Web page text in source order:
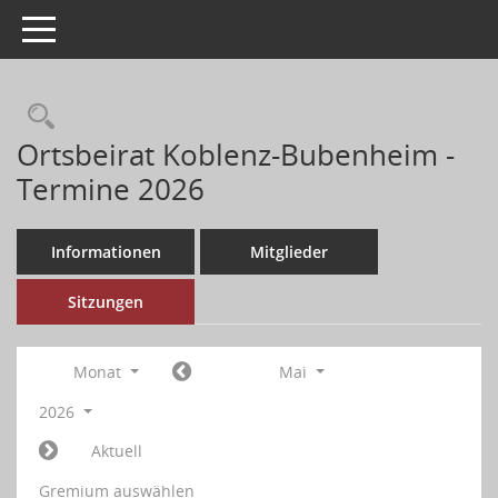
Toggle navigation
Ortsbeirat Koblenz-Bubenheim -
Termine 2026
Informationen Mitglieder
Sitzungen
Monat
Mai
2026
Aktuell
Gremium auswählen